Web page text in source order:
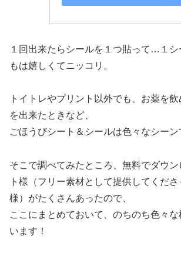
１回出来たらシールを１つ貼って…１
もは嬉しくてニッコリ。
トイトレやプリント以外でも、お薬を
を出来たときなど、
ごほうびシート＆シールは色々なシーン
そこで調べてみたところ、無料でダウン
ト様（フリー素材として提供してくださ
様）がたくさんあったので、
ここにまとめておいて、のちのち色々
います！